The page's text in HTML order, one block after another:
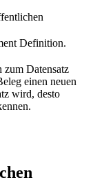
Definition.
zum Datensatz
einen neuen
wird, desto